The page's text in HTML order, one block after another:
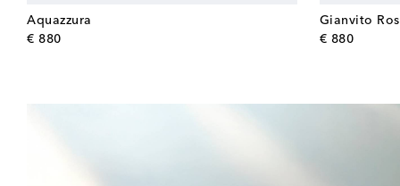
Aquazzura
€ 880original price
Gianvito
€ 880